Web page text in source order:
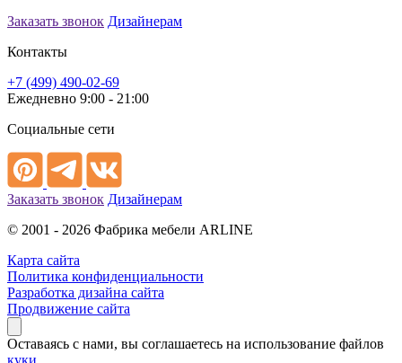
Заказать звонок Дизайнерам
Контакты
+7 (499) 490-02-69
Ежедневно 9:00 - 21:00
Социальные сети
Заказать звонок Дизайнерам
© 2001 - 2026 Фабрика мебели ARLINE
Карта сайта
Политика конфиденциальности
Разработка дизайна сайта
Продвижение сайта
Оставаясь с нами, вы соглашаетесь на использование файлов